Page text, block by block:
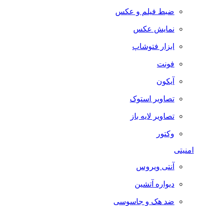
ضبط فيلم و عكس
نمایش عکس
ابزار فتوشاپ
فونت
آیکون
تصاویر استوک
تصاویر لایه باز
وکتور
امنیتی
آنتی ویروس
دیواره آتشین
ضد هک و جاسوسی